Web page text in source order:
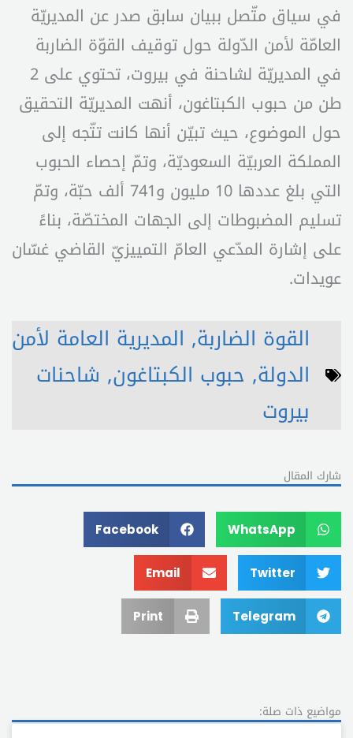
في سياق متّصل ببيان سابق صدر عن المديريّة
العامّة لأمن الدّولة حول توقيف القوّة الضاربة
في المديريّة لشاحنة في بيروت، تحتوي على 2
طن من حبوب الكبتاغون، أنهت المديريّة التحقيق
حول الموضوع، حيث تبيّن أنها كانت تتّجه إلى
المملكة العربيّة السعوديّة، وتمّ إحصاء الحبوب
التي بلغ عددها 10 مليون و741 ألف حبّة، وتمّ
تسليم المضبوطات إلى الجهات المختصّة، بناءً
على إشارة المدّعي العامّ التمييزيّ القاضي غسّان
عويدات.
القوة الضاربة, المديرية العامة لأمن
الدولة, حبوب الكبتاغون, شاحنات
بيروت
شارك المقال
WhatsApp
Facebook
Twitter
Email
Telegram
Print
مواضيع ذات صلة: